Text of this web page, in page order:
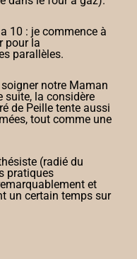
10 : je commence à
pour la
parallèles.
notre Maman
suite, la considère
de Peille tente aussi
tout comme une
(radié du
pratiques
et
un certain temps sur